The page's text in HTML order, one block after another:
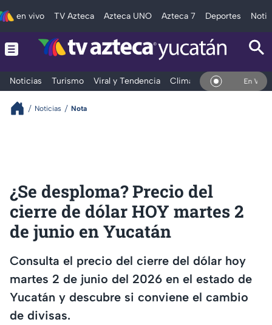
en vivo TV Azteca Azteca UNO Azteca 7 Deportes
Noticias Turismo Viral y Tendencia Clima Deportes En Vivo
Noticias Nota
¿Se desploma? Precio del
cierre de dólar HOY martes 2
de junio en Yucatán
Consulta el precio del cierre del dólar hoy
martes 2 de junio del 2026 en el estado de
Yucatán y descubre si conviene el cambio
de divisas.